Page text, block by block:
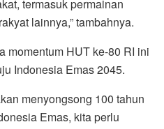
termasuk permainan
lainnya,” tambahnya.
momentum HUT ke-80 RI ini
Indonesia Emas 2045.
menyongsong 100 tahun
Emas, kita perlu